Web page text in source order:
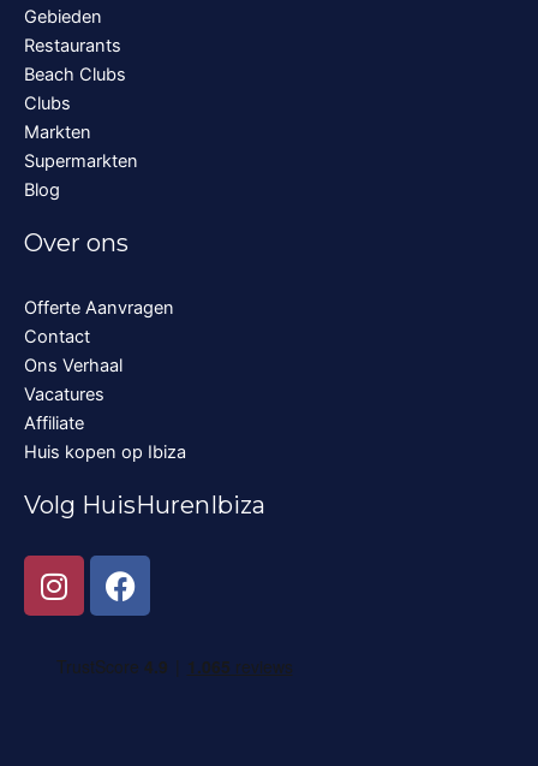
Gebieden
Restaurants
Beach Clubs
Clubs
Markten
Supermarkten
Blog
Over ons
Offerte Aanvragen
Contact
Ons Verhaal
Vacatures
Affiliate
Huis kopen op Ibiza
Volg HuisHurenIbiza
I
n
t
F
a
e